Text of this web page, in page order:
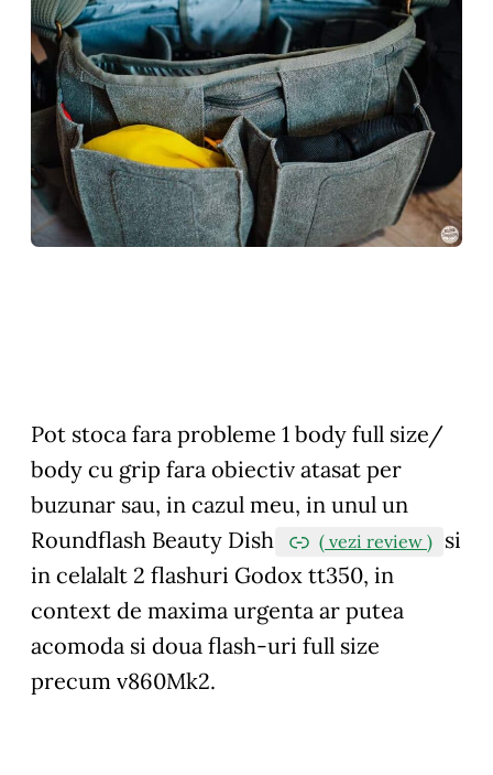
Pot stoca fara probleme 1 body full size/
body cu grip fara obiectiv atasat per
buzunar sau, in cazul meu, in unul un
Roundflash Beauty Dish
( vezi review ) si
in celalalt 2 flashuri Godox tt350, in
context de maxima urgenta ar putea
acomoda si doua flash-uri full size
precum v860Mk2.